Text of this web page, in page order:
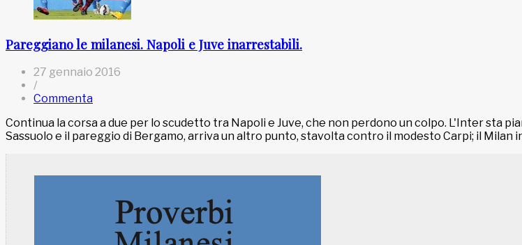
Pareggiano le milanesi. Napoli e Juve inarrestabili.
27 gennaio 2016
/
Commenta
Continua la corsa a due per lo scudetto tra Napoli e Juve, che non perdono un colpo. L'Inter sta
Sassuolo e il pareggio di Bergamo, arriva un altro punto, stavolta contro il modesto Carpi; il